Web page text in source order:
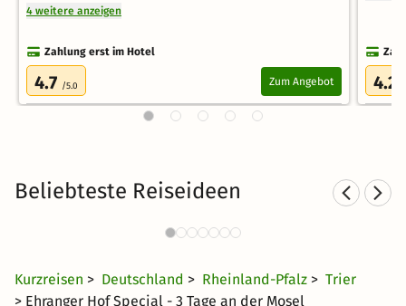
4 weitere anzeigen
Zahlung erst im Hotel
4.7 /5.0 Zum Angebot 4.2
Beliebteste Reiseideen
Familienurlaub an der Mosel
127 Angebote
Kurzreisen > Deutschland > Rheinland-Pfalz > Trier
> Ehranger Hof Special - 3 Tage an der Mosel